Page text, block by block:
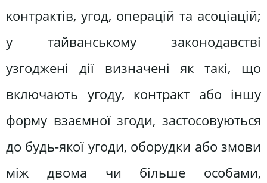
контрактів, угод, операцій та асоціацій;
у тайванському законодавстві
узгоджені дії визначені як такі, що
включають угоду, контракт або іншу
форму взаємної згоди, застосовуються
до будь-якої угоди, оборудки або змови
між двома чи більше особами,